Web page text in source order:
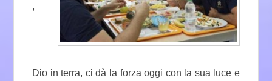
,
Dio in terra, ci dà la forza oggi con la sua luce e